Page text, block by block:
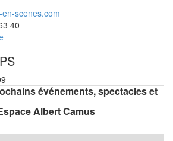
scenes.com
40
événements, spectacles et
Albert Camus